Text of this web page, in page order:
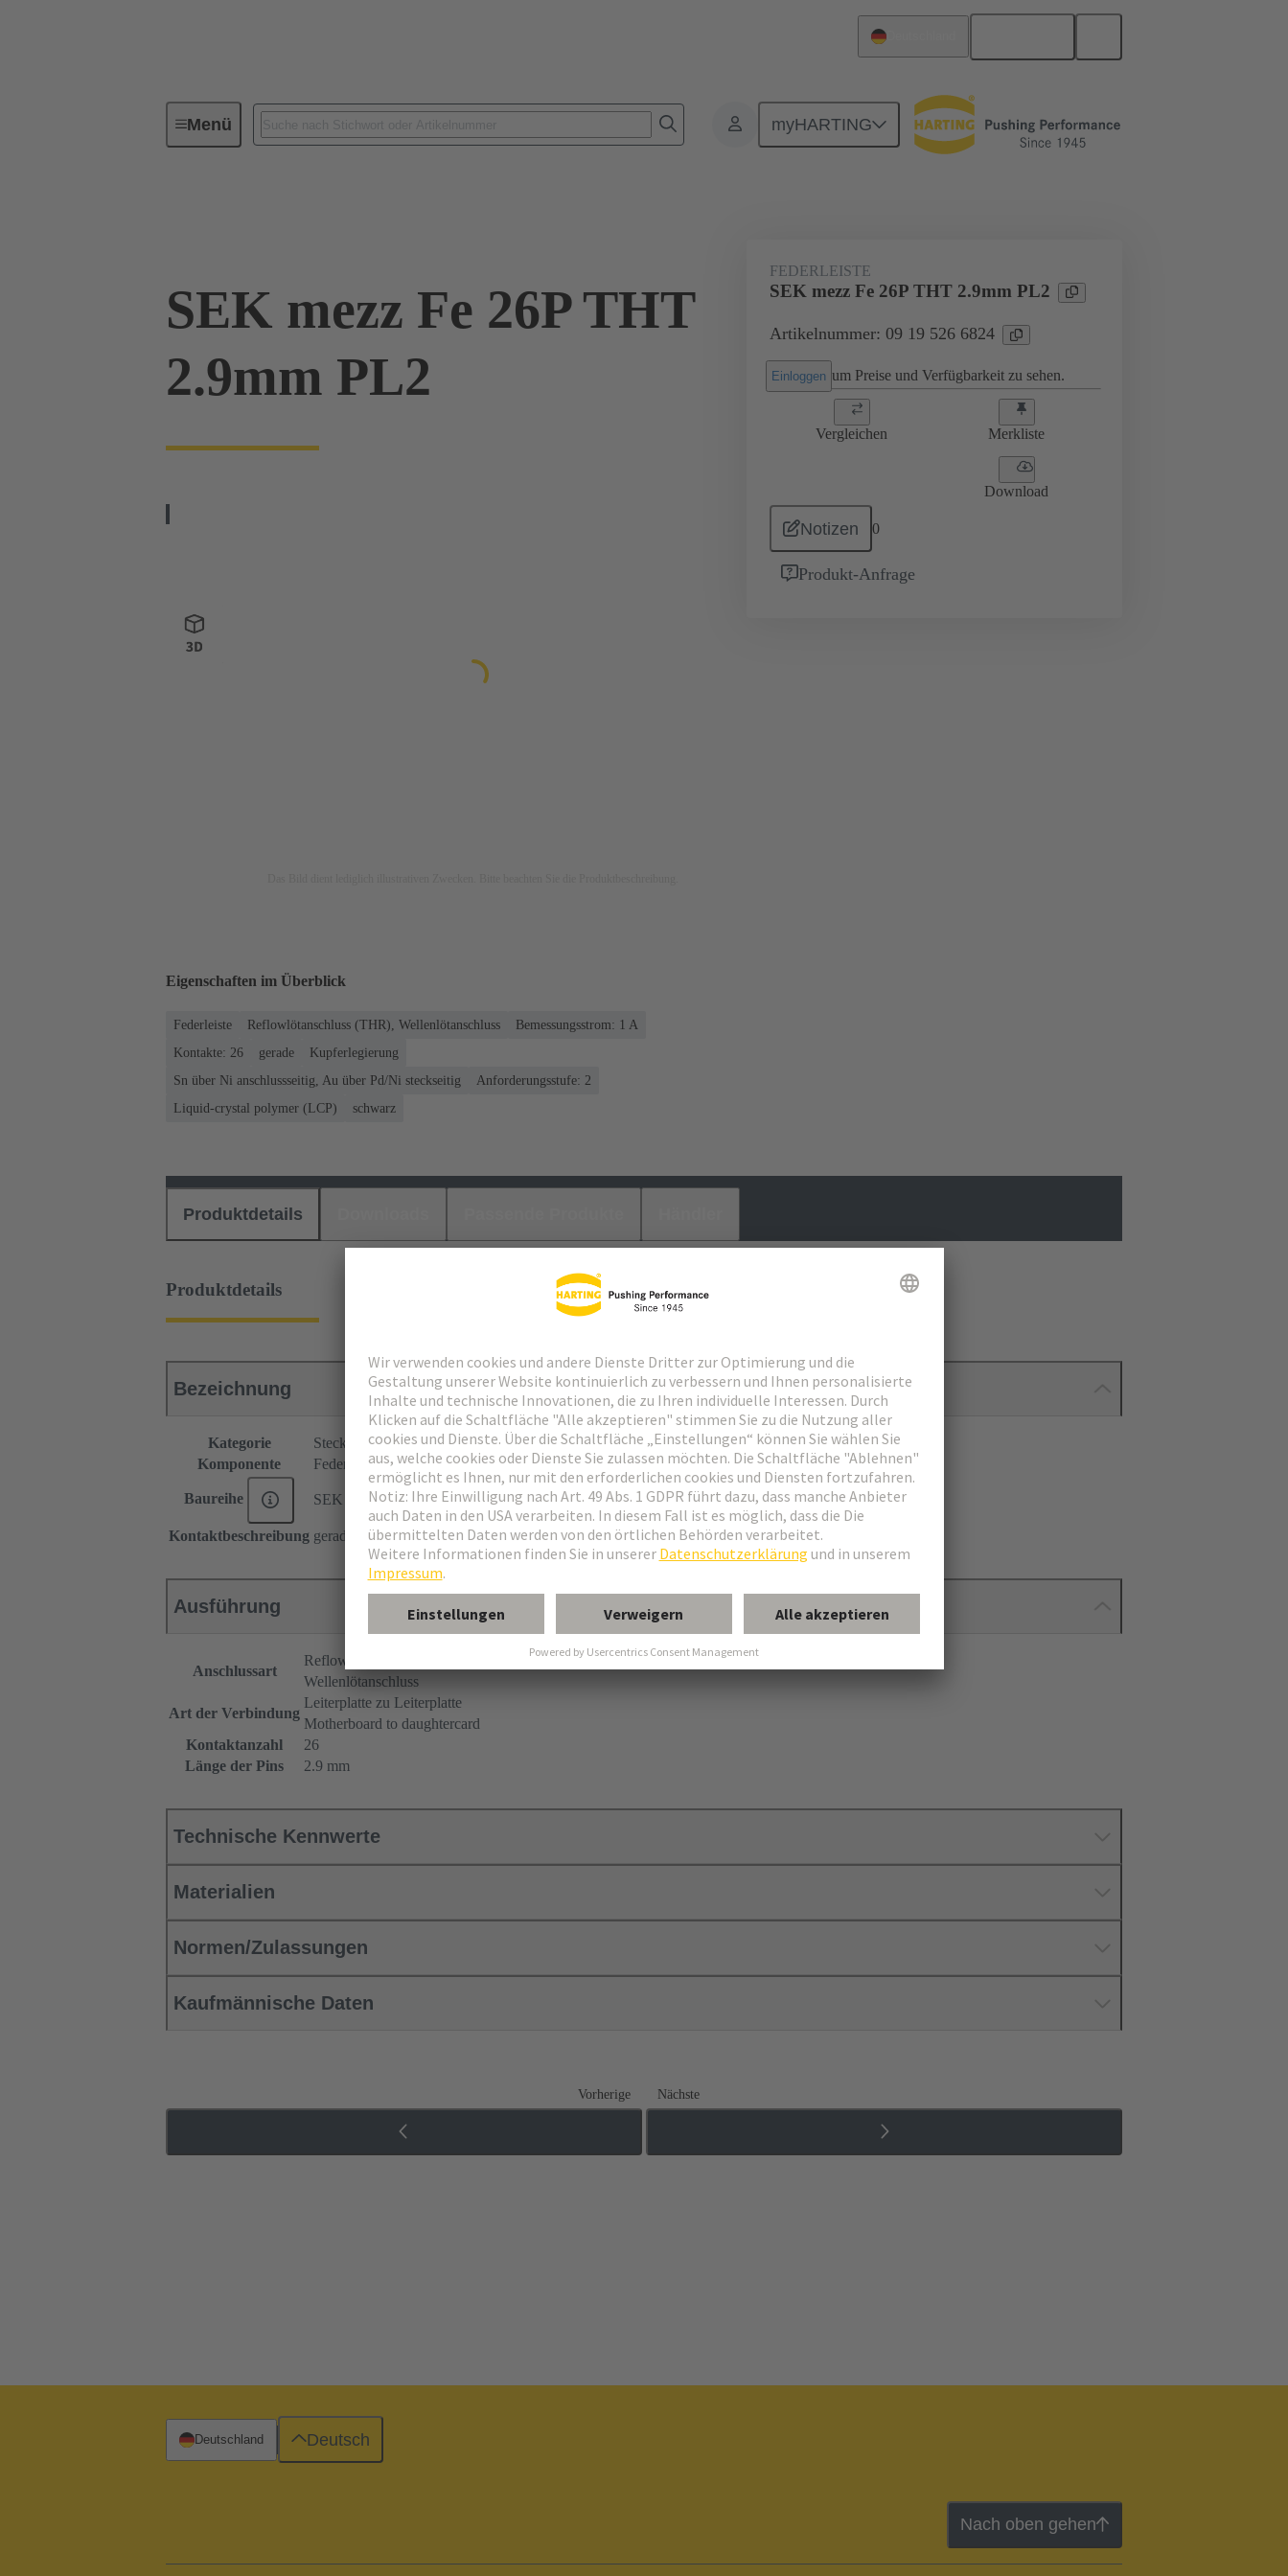
Menü myHARTING
Geräteanschlusstechnik Board-to-Board Steckverbinder Produkte Motherboard-to-Daughtercard Verbindungen
SEK mezz Fe 26P THT
2.9mm PL2
FEDERLEISTE
SEK mezz Fe 26P THT 2.9mm PL2
Artikelnummer: 09 19 526 6824
Einloggen um Preise und Verfügbarkeit zu sehen.
Vergleichen Merkliste
Download
Notizen 0
Produkt-Anfrage
Eigenschaften im Überblick
Federleiste Reflowlötanschluss (THR), Wellenlötanschluss
Bemessungsstrom: ‌1 A
Kontakte: 26
gerade
Kupferlegierung
Sn über Ni anschlussseitig, Au über Pd/Ni steckseitig
Anforderungsstufe: 2
Liquid-crystal polymer (LCP)
schwarz
Produktdetails
Produktdetails
Bezeichnung
Kategorie
Steckverbinder
Komponente
Federleiste
Baureihe SEK Mezzanine
Kontaktbeschreibung gerade
Ausführung
Anschlussart
Reflowlötanschluss (THR)
Wellenlötanschluss
Art der Verbindung
Leiterplatte zu Leiterplatte
Motherboard to daughtercard
Kontaktanzahl
26
Länge der Pins
2.9 mm
Technische Kennwerte
Materialien
Normen/Zulassungen
Kaufmännische Daten
Vorherige Nächste
Nach oben gehen
Deutschland Deutsch